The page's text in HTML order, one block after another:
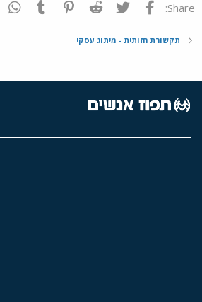
Share: פייסבוק Twitter
Reddit
Pinterest
Tumblr
תקשורת חזותית - מיתוג עסקי